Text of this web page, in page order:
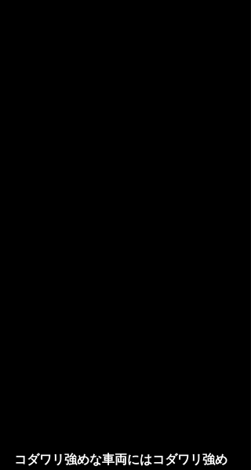
コダワリ強めな車両にはコダワリ強め